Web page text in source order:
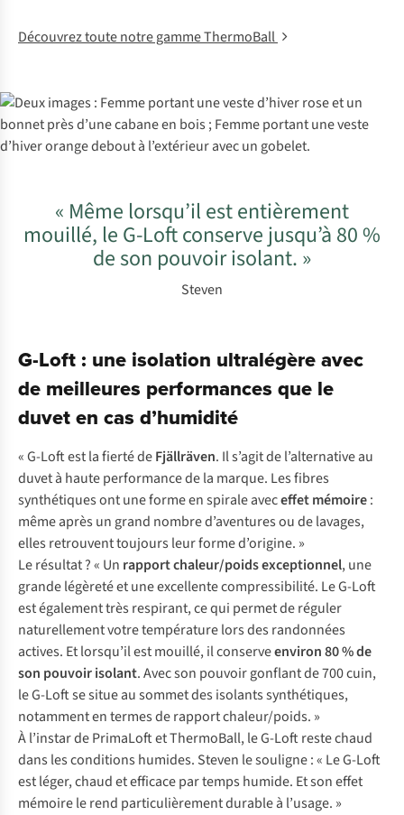
Découvrez toute notre gamme ThermoBall
« Même lorsqu’il est entièrement
mouillé, le G-Loft conserve jusqu’à 80 %
de son pouvoir isolant. »
Steven
G-Loft : une isolation ultralégère avec
de meilleures performances que le
duvet en cas d’humidité
« G-Loft est la fierté deFjällräven. Il s’agit de l’alternative au
duvet à haute performance de la marque. Les fibres
synthétiques ont une forme en spirale aveceffet mémoire:
même après un grand nombre d’aventures ou de lavages,
elles retrouvent toujours leur forme d’origine. »
Le résultat ? « Un rapport chaleur/poids exceptionnel, une
grande légèreté et une excellente compressibilité. Le G-Loft
est également très respirant, ce qui permet de réguler
naturellement votre température lors des randonnées
actives. Et lorsqu’il est mouillé, il conserveenviron 80 % de
son pouvoir isolant. Avec son pouvoir gonflant de 700 cuin,
le G-Loft se situe au sommet des isolants synthétiques,
notamment en termes de rapport chaleur/poids. »
À l’instar de PrimaLoft et ThermoBall, le G-Loft reste chaud
dans les conditions humides. Steven le souligne : « Le G-Loft
est léger, chaud et efficace par temps humide. Et son effet
mémoire le rend particulièrement durable à l’usage. »